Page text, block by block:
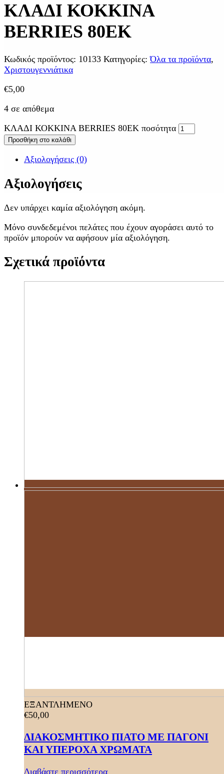
ΚΛΑΔΙ ΚΟΚΚΙΝΑ
BERRIES 80EK
Κωδικός προϊόντος: 10133 Κατηγορίες:Όλα τα προϊόντα,
Χριστουγεννιάτικα
€5,00
4 σε απόθεμα
ΚΛΑΔΙ ΚΟΚΚΙΝΑ BERRIES 80EK ποσότητα
Προσθήκη στο καλάθι
Αξιολογήσεις (0)
Αξιολογήσεις
Δεν υπάρχει καμία αξιολόγηση ακόμη.
Μόνο συνδεδεμένοι πελάτες που έχουν αγοράσει αυτό το
προϊόν μπορούν να αφήσουν μία αξιολόγηση.
Σχετικά προϊόντα
ΕΞΑΝΤΛΗΜΕΝΟ
€50,00
ΔΙΑΚΟΣΜΗΤΙΚΟ ΠΙΑΤΟ ΜΕ ΠΑΓΟΝΙ
ΚΑΙ ΥΠΕΡΟΧΑ ΧΡΩΜΑΤΑ
Διαβάστε περισσότερα